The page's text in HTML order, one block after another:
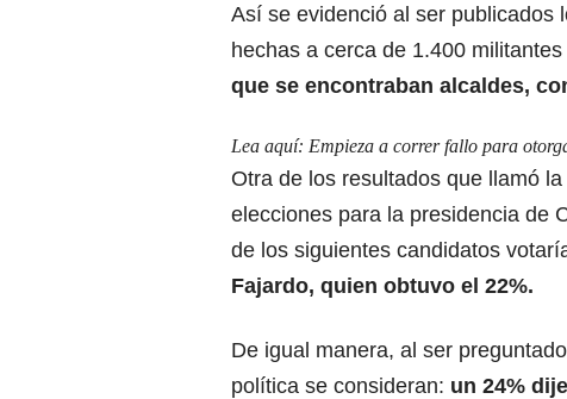
Así se evidenció al ser publicados
hechas a cerca de 1.400
que se encontraban alcaldes,
Lea aquí: Empieza a correr fallo para
Otra de los resultados que llamó
elecciones para la presidencia de
de los siguientes candidatos
Fajardo, quien obtuvo el 22%.
De igual manera, al ser
política se consideran: un 24%